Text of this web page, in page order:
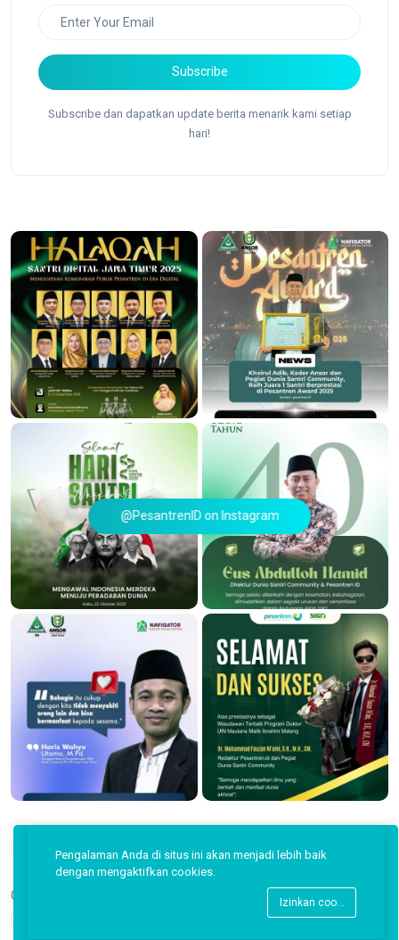
Subscribe
Subscribe dan dapatkan update berita menarik kami setiap
hari!
@PesantrenID on Instagram
Copyright © 2026 Pesantren ID.
Pengalaman Anda di situs ini akan menjadi lebih baik
dengan mengaktifkan cookies.
Izinkan cookies